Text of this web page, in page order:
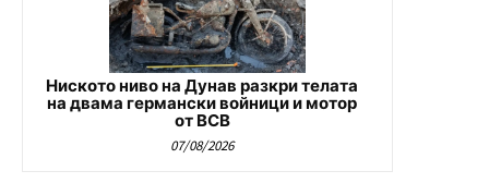
Ниското ниво на Дунав разкри телата
на двама германски войници и мотор
от ВСВ
07/08/2026